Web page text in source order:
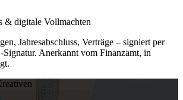
& digitale Vollmachten
Jahresabschluss, Verträge – signiert per
Anerkannt vom Finanzamt, in